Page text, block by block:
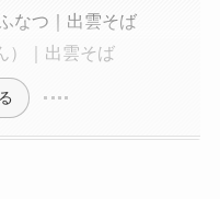
なつ｜出雲そば
）｜出雲そば